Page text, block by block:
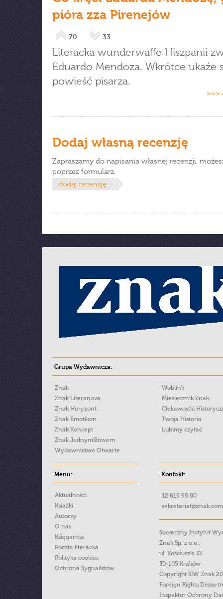
pióra zza Pirenejów
70 33
Literacka wunderwaffe Hiszpanii
Eduardo Mendoza. Wkrótce ukaże
powieść pisarza.
>>>
Dodaj własną recenzję
Zapraszamy do napisania własnej recenzji,
poprzez formularz.
Grupa Wydawnicza:
Znak
Znak Literanova
Znak Horyzont
Znak Emotikon
Znak Koncept
Znak JednymSłowem
Wydawnictwo Otwarte
Woblink
Miesięcznik Znak
Ciekawostki
Twoja Historia
Lubimy czytać
Menu:
Aktualności
Książki
Autorzy
O nas
Księgarnia
Poczta literacka
Polityka cookies
Ochrona Sygnalistow
Kontakt:
12 619 95 00
Społeczny Instytut
Znak Sp. z o.o.,
ul. Kościuszki 37,
30-105 Kraków
Copyright SIW Znak
Foreign Rights
Inspektor Ochrony